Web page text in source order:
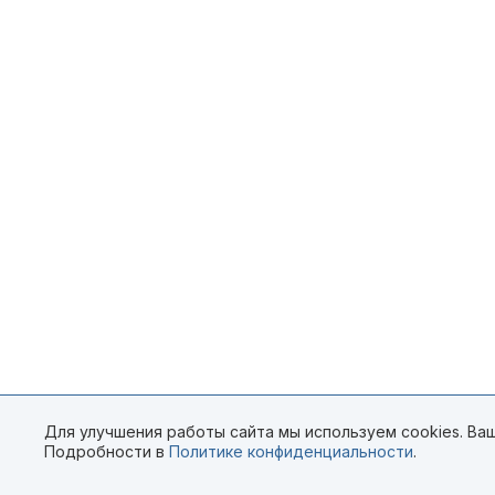
Для улучшения работы сайта мы используем cookies.
Подробности в Политике конфиденциальности.